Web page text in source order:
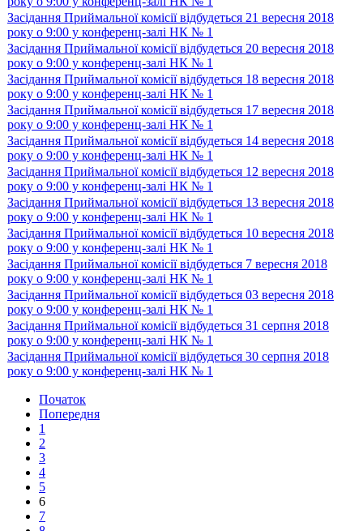
Засідання Приймальної комісії відбудеться 21 вересня 2018
року о 9:00 у конференц-залі НК № 1
Засідання Приймальної комісії відбудеться 20 вересня 2018
року о 9:00 у конференц-залі НК № 1
Засідання Приймальної комісії відбудеться 18 вересня 2018
року о 9:00 у конференц-залі НК № 1
Засідання Приймальної комісії відбудеться 17 вересня 2018
року о 9:00 у конференц-залі НК № 1
Засідання Приймальної комісії відбудеться 14 вересня 2018
року о 9:00 у конференц-залі НК № 1
Засідання Приймальної комісії відбудеться 12 вересня 2018
року о 9:00 у конференц-залі НК № 1
Засідання Приймальної комісії відбудеться 13 вересня 2018
року о 9:00 у конференц-залі НК № 1
Засідання Приймальної комісії відбудеться 10 вересня 2018
року о 9:00 у конференц-залі НК № 1
Засідання Приймальної комісії відбудеться 7 вересня 2018
року о 9:00 у конференц-залі НК № 1
Засідання Приймальної комісії відбудеться 03 вересня 2018
року о 9:00 у конференц-залі НК № 1
Засідання Приймальної комісії відбудеться 31 серпня 2018
року о 9:00 у конференц-залі НК № 1
Засідання Приймальної комісії відбудеться 30 серпня 2018
року о 9:00 у конференц-залі НК № 1
Початок
Попередня
1
2
3
4
5
6
7